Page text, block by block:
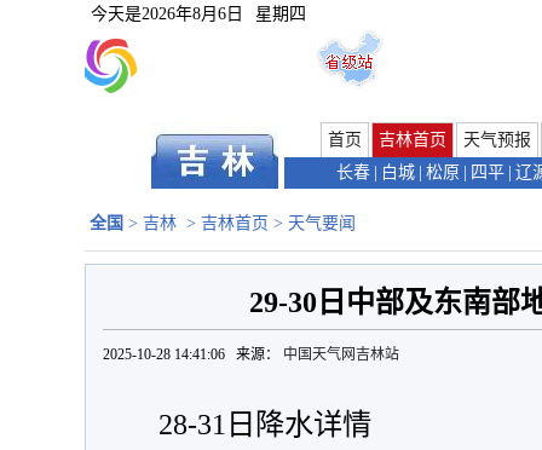
今天是2026年8月6日 星期四
首页 吉林首页
天气预报
长春
白城 松原 四平 辽
全国 > 吉林 > 吉林首页 > 天气要闻
29-30日中部及东南部
2025-10-28 14:41:06 来源： 中国天气网吉林站
28-31日降水详情